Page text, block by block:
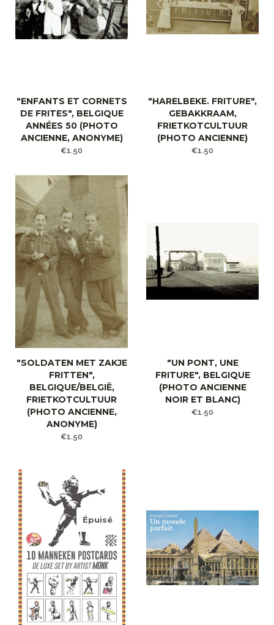
"ENFANTS ET CORNETS
DE FRITES", BELGIQUE
ANNÉES 50 (PHOTO
ANCIENNE, ANONYME)
€1.50
"HARELBEKE. FRITURE",
GEBAKKRAAM,
FRIETKOTCULTUUR
(PHOTO ANCIENNE)
€1.50
"SOLDATEN MET ZAKJE
FRITTEN",
BELGIQUE/BELGIË,
FRIETKOTCULTUUR
(PHOTO ANCIENNE,
ANONYME)
€1.50
"UN PONT, UNE
FRITURE", BELGIQUE
(PHOTO ANCIENNE
NOIR ET BLANC)
€1.50
Épuisé